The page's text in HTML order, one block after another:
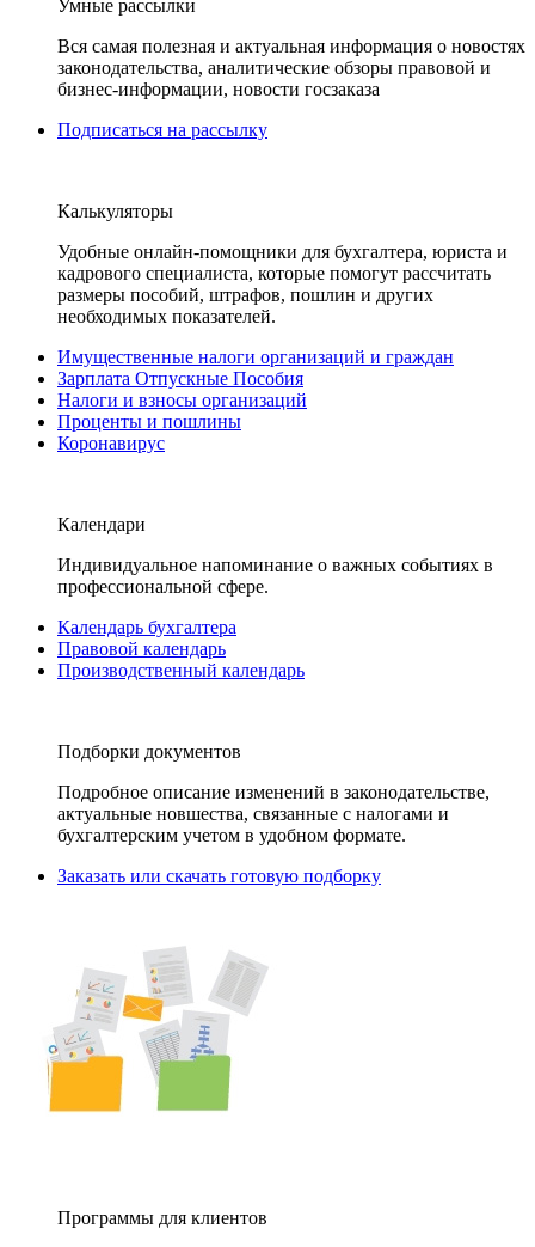
Умные рассылки
Вся самая полезная и актуальная информация о новостях
законодательства, аналитические обзоры правовой и
бизнес-информации, новости госзаказа
Подписаться на рассылку
Калькуляторы
Удобные онлайн-помощники для бухгалтера, юриста и
кадрового специалиста, которые помогут рассчитать
размеры пособий, штрафов, пошлин и других
необходимых показателей.
Имущественные налоги организаций и граждан
Зарплата Отпускные Пособия
Налоги и взносы организаций
Проценты и пошлины
Коронавирус
Календари
Индивидуальное напоминание о важных событиях в
профессиональной сфере.
Календарь бухгалтера
Правовой календарь
Производственный календарь
Подборки документов
Подробное описание изменений в законодательстве,
актуальные новшества, связанные с налогами и
бухгалтерским учетом в удобном формате.
Заказать или скачать готовую подборку
Программы для клиентов